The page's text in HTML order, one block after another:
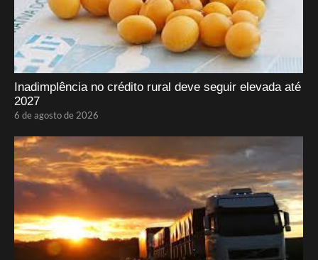
Inadimplência no crédito rural deve seguir elevada até
2027
6 de agosto de 2026